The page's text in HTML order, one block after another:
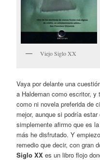
Viejo Siglo XX
Vaya por delante una
a Haldeman como escritor, y
como ni novela preferida de
mejor, aunque si podría
simplemente afirmo que es
más he disfrutado. Y
remedio que decir, con gran
Siglo XX es un libro flojo